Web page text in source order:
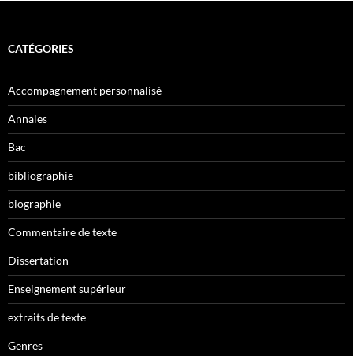
CATÉGORIES
Accompagnement personnalisé
Annales
Bac
bibliographie
biographie
Commentaire de texte
Dissertation
Enseignement supérieur
extraits de texte
Genres